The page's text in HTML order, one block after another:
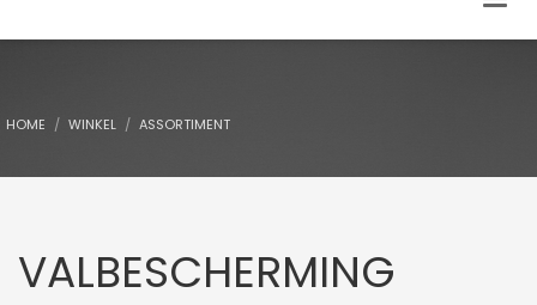
HOME WINKEL ASSORTIMENT
VALBESCHERMING